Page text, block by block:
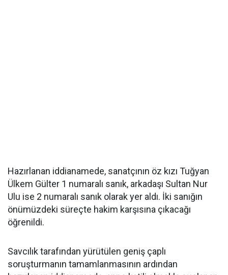
Hazırlanan iddianamede, sanatçının öz kızı Tuğyan
Ülkem Gülter 1 numaralı sanık, arkadaşı Sultan Nur
Ulu ise 2 numaralı sanık olarak yer aldı. İki sanığın
önümüzdeki süreçte hakim karşısına çıkacağı
öğrenildi.
Savcılık tarafından yürütülen geniş çaplı
soruşturmanın tamamlanmasının ardından